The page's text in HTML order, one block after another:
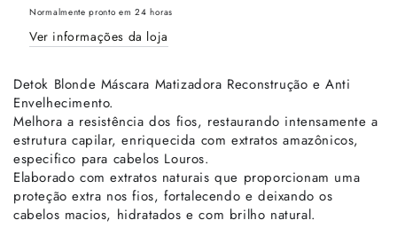
Normalmente pronto em 24 horas
Ver informações da loja
Detok Blonde Máscara Matizadora Reconstrução e Anti
Envelhecimento.
Melhora a resistência dos fios, restaurando intensamente a
estrutura capilar, enriquecida com extratos amazônicos,
especifico para cabelos Louros.
Elaborado com extratos naturais que proporcionam uma
proteção extra nos fios, fortalecendo e deixando os
cabelos macios, hidratados e com brilho natural.